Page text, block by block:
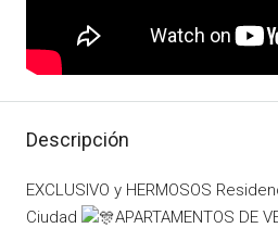
Descripción
EXCLUSIVO y HERMOSOS
Ciudad
APARTAMENTOS DE